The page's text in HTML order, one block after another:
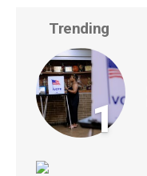
Trending
1